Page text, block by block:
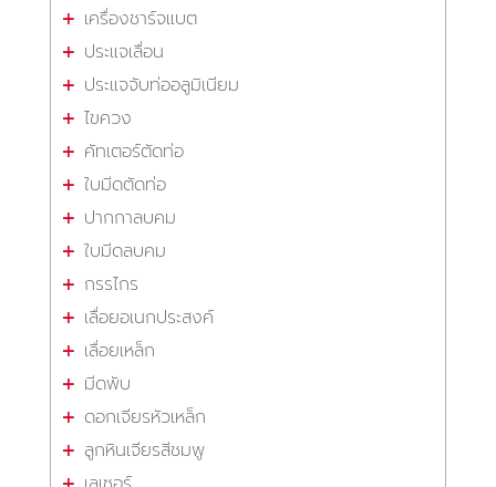
เครื่องชาร์จแบต
ประแจเลื่อน
ประแจจับท่ออลูมิเนียม
ไขควง
คัทเตอร์ตัดท่อ
ใบมีดตัดท่อ
ปากกาลบคม
ใบมีดลบคม
กรรไกร
เลื่อยอเนกประสงค์
เลื่อยเหล็ก
มีดพับ
ดอกเจียรหัวเหล็ก
ลูกหินเจียรสีชมพู